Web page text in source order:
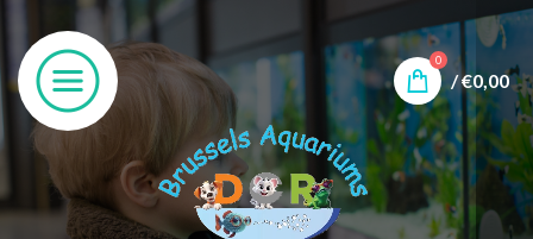
0
/€0,00